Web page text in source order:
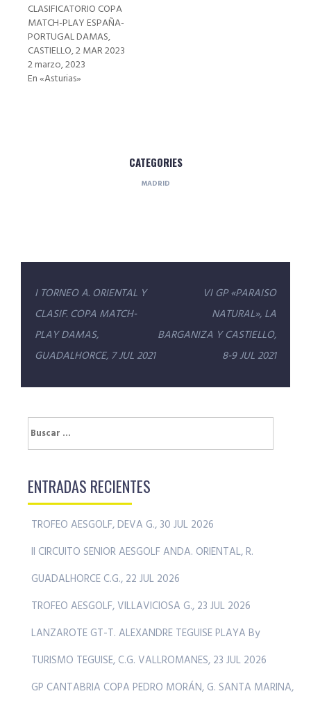
CLASIFICATORIO COPA
MATCH-PLAY ESPAÑA-
PORTUGAL DAMAS,
CASTIELLO, 2 MAR 2023
2 marzo, 2023
En «Asturias»
CATEGORIES
MADRID
Navegación
de
entradas
I TORNEO A. ORIENTAL Y
CLASIF. COPA MATCH-
PLAY DAMAS,
GUADALHORCE, 7 JUL 2021
VI GP «PARAISO
NATURAL», LA
BARGANIZA Y CASTIELLO,
8-9 JUL 2021
Buscar:
ENTRADAS RECIENTES
TROFEO AESGOLF, DEVA G., 30 JUL 2026
II CIRCUITO SENIOR AESGOLF ANDA. ORIENTAL, R.
GUADALHORCE C.G., 22 JUL 2026
TROFEO AESGOLF, VILLAVICIOSA G., 23 JUL 2026
LANZAROTE GT-T. ALEXANDRE TEGUISE PLAYA By
TURISMO TEGUISE, C.G. VALLROMANES, 23 JUL 2026
GP CANTABRIA COPA PEDRO MORÁN, G. SANTA MARINA,